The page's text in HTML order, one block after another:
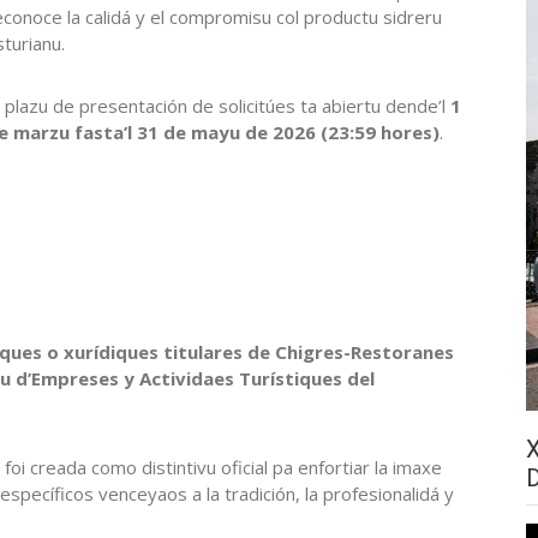
la calidá y el compromisu col productu sidreru
plazu de presentación de solicitúes ta abiertu dende’l 1
marzu fasta’l 31 de mayu de 2026 (23:59 hores).
o xurídiques titulares de Chigres-Restoranes
d’Empreses y Actividaes Turístiques del
foi creada como distintivu oficial pa enfortiar la imaxe
venceyaos a la tradición, la profesionalidá y